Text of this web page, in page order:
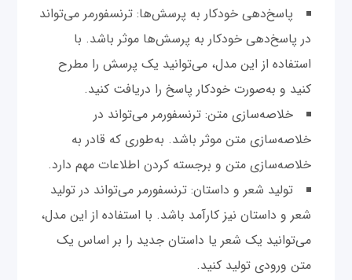
پاسخ‌دهی خودکار به پرسش‌ها: ترنسفورمر می‌تواند
در پاسخ‌دهی خودکار به پرسش‌ها موثر باشد. با
استفاده از این مدل، می‌توانید یک پرسش را مطرح
کنید و به‌صورت خودکار پاسخ را دریافت کنید.
خلاصه‌سازی متن: ترنسفورمر می‌تواند در
خلاصه‌سازی متن موثر باشد. به‌طوری که قادر به
خلاصه‌سازی متن و برجسته کردن اطلاعات مهم دارد.
تولید شعر و داستان: ترنسفورمر می‌تواند در تولید
شعر و داستان نیز کارآمد باشد. با استفاده از این مدل،
می‌توانید یک شعر یا داستان جدید را بر اساس یک
متن ورودی تولید کنید.